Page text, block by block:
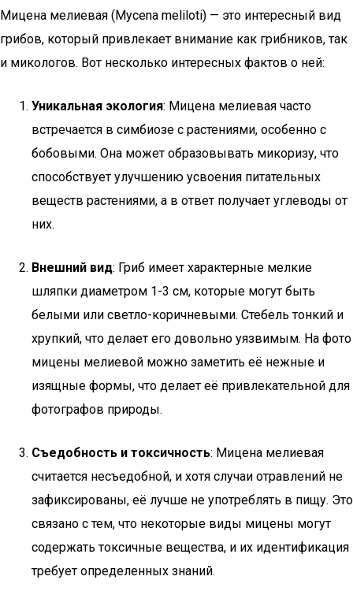
Мицена мелиевая (Mycena meliloti) — это интересный вид
грибов, который привлекает внимание как грибников, так
и микологов. Вот несколько интересных фактов о ней:
Уникальная экология: Мицена мелиевая часто
встречается в симбиозе с растениями, особенно с
бобовыми. Она может образовывать микоризу, что
способствует улучшению усвоения питательных
веществ растениями, а в ответ получает углеводы от
них.
Внешний вид: Гриб имеет характерные мелкие
шляпки диаметром 1-3 см, которые могут быть
белыми или светло-коричневыми. Стебель тонкий и
хрупкий, что делает его довольно уязвимым. На фото
мицены мелиевой можно заметить её нежные и
изящные формы, что делает её привлекательной для
фотографов природы.
Съедобность и токсичность: Мицена мелиевая
считается несъедобной, и хотя случаи отравлений не
зафиксированы, её лучше не употреблять в пищу. Это
связано с тем, что некоторые виды мицены могут
содержать токсичные вещества, и их идентификация
требует определенных знаний.